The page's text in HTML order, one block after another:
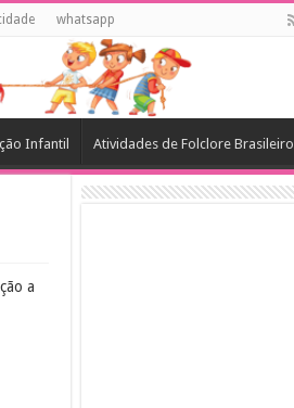
whatsapp
Infantil Atividades de Folclore Brasileiro
a